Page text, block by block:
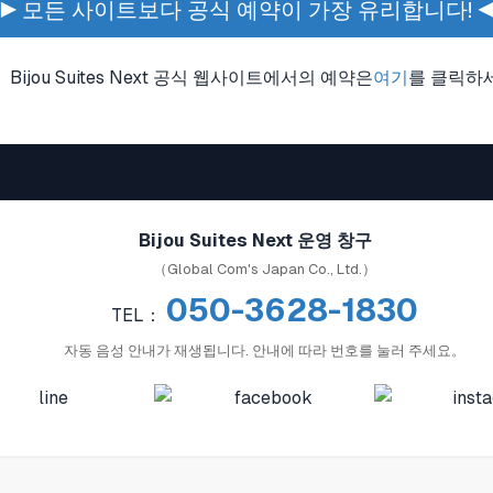
모든 사이트보다 공식 예약이 가장 유리합니다!
Bijou Suites Next 공식 웹사이트에서의 예약은여기를 클릭하
Bijou Suites Next 운영 창구
（Global Com's Japan Co., Ltd.）
TEL： 050-3628-1830
자동 음성 안내가 재생됩니다. 안내에 따라 번호를 눌러 주세요。